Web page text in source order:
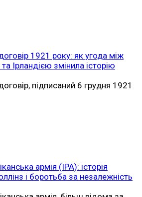
1921 року: як угода між
Ірландією змінила історію
підписаний 6 грудня 1921
армія (ІРА): історія
і боротьба за незалежність